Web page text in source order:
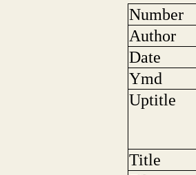
Number
Author
Date
Ymd
Uptitle
Title